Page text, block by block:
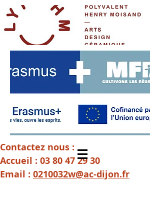
Contactez nous :
Accueil : 03 80 47 29 30
Email : 0210032w@ac-dijon.fr